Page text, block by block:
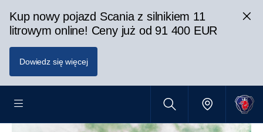
Kup nowy pojazd Scania z silnikiem 11
litrowym online! Ceny już od 91 400 EUR
Dowiedz się więcej